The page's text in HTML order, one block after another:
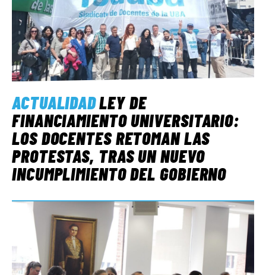
ACTUALIDADLEY DE
FINANCIAMIENTO UNIVERSITARIO:
LOS DOCENTES RETOMAN LAS
PROTESTAS, TRAS UN NUEVO
INCUMPLIMIENTO DEL GOBIERNO